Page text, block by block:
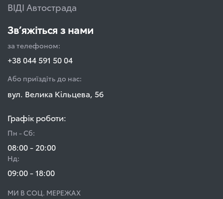
ВІДІ Автострада
Зв’яжіться з нами
за телефоном:
+38 044 591 50 04
Або приїздіть до нас:
вул. Велика Кільцева, 56
Графік роботи:
Пн - Сб:
08:00 - 20:00
Нд:
09:00 - 18:00
МИ В СОЦ. МЕРЕЖАХ